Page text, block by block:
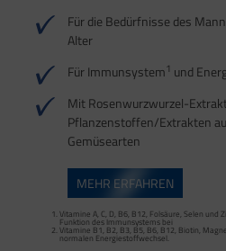
Für die Bedürfnisse des
Alter
Für Immunsystem1 und
Mit Rosenwurzwurzel-
Pflanzenstoffen/Extrakten
Gemüsearten
MEHR ERFAHREN
Vitamine A, C, D, B6, B12, Folsäure, Selen und
Funktion des Immunsystems bei
Vitamine B1, B2, B3, B5, B6, B12, Biotin,
normalen Energiestoffwechsel.
1 2
Selen trägt zu einer normalen Spermabildung
1
Vitamine A, C, D, B6, B12 sowie Folsäure,
Funktion des Immunsystems bei.